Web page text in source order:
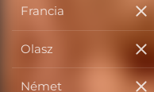
Francia
Olasz
Német